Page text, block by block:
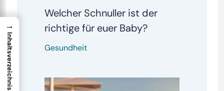
Welcher Schnuller ist der
richtige für euer Baby?
Gesundheit
→
Inhaltsverzeichnis